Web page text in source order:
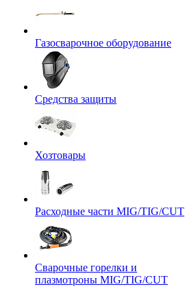
Газосварочное оборудование
Средства защиты
Хозтовары
Расходные части MIG/TIG/CUT
Сварочные горелки и
плазмотроны MIG/TIG/CUT